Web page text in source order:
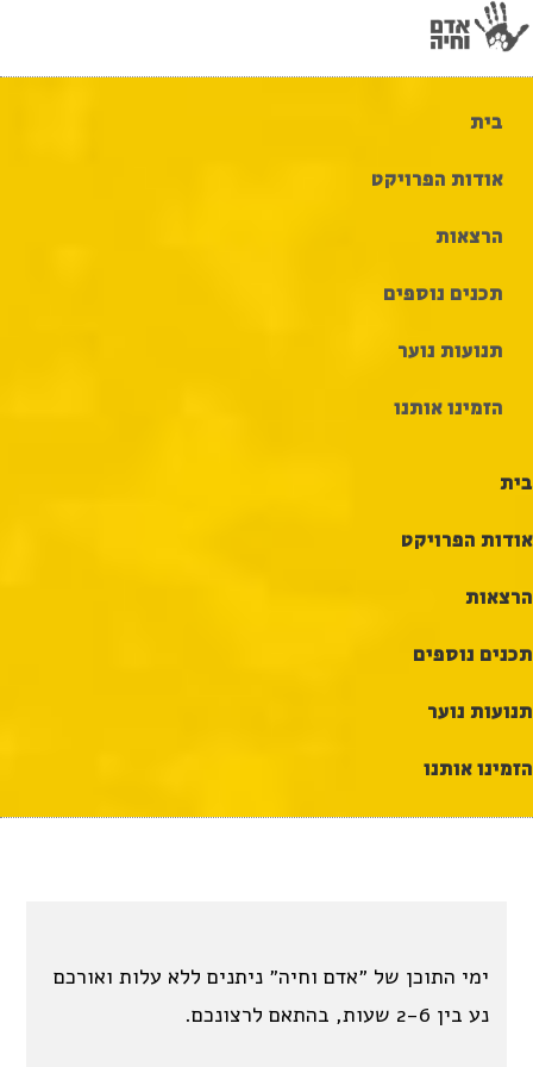
Skip
to
content
בית
אודות הפרויקט
הרצאות
תכנים נוספים
תנועות נוער
הזמינו אותנו
בית
אודות הפרויקט
הרצאות
תכנים נוספים
תנועות נוער
הזמינו אותנו
ימי התוכן של ״אדם וחיה״ ניתנים ללא עלות ואורכם
נע בין 2-6 שעות, בהתאם לרצונכם.